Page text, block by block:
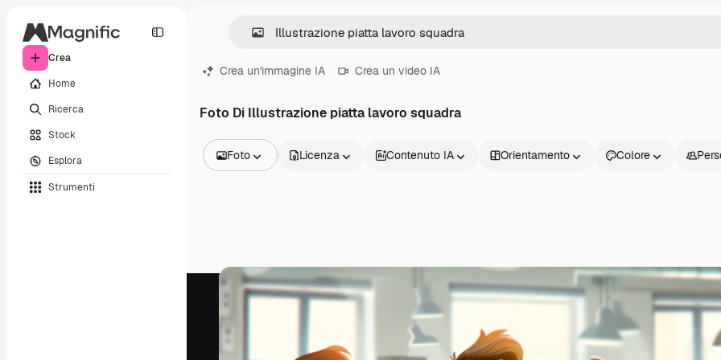
Crea
Home
Ricerca
Stock
Esplora
Strumenti
Crea un'immagine IA Crea un video IA
Foto Di Illustrazione piatta lavoro squadra
Foto
Video
Clip video
Motion graphic
Modelli di video
Icone
Modelli 3D
Font
Licenza Contenuto IA Orientamento Colore
Prodotti